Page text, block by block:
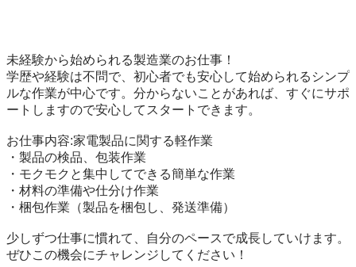
未経験から始められる製造業のお仕事！
学歴や経験は不問で、初心者でも安心して始められるシンプ
ルな作業が中心です。分からないことがあれば、すぐにサポ
ートしますので安心してスタートできます。
お仕事内容:家電製品に関する軽作業
・製品の検品、包装作業
・モクモクと集中してできる簡単な作業
・材料の準備や仕分け作業
・梱包作業（製品を梱包し、発送準備）
少しずつ仕事に慣れて、自分のペースで成長していけます。
ぜひこの機会にチャレンジしてください！